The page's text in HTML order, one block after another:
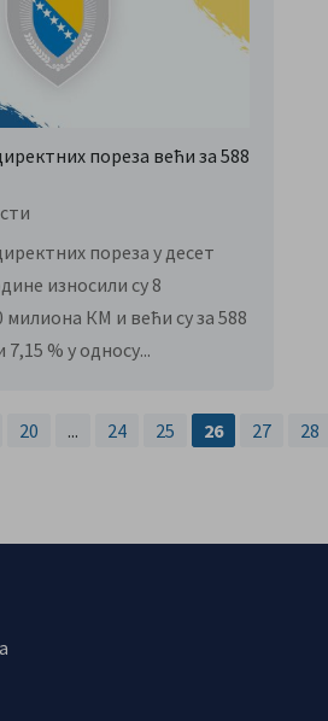
пореза већи за 588
пореза у десет
износили су 8
милиона КМ и већи су за 588
% у односу...
20 ... 24 25 26 27 28